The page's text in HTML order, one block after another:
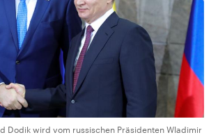
Dodik wird vom russischen Präsidenten Wladimir